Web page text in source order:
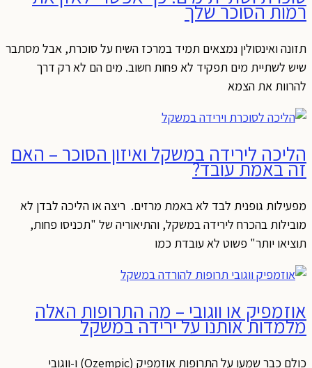
רמות הסוכר שלך
תזונה ואינסולין נמצאים תמיד במרכז השיח על סוכרת, אבל מסתבר
שיש לשתיית מים תפקיד לא פחות חשוב. מים הם לא רק דרך
להרוות את הצמא
הליכה לירידה במשקל ואיזון הסוכר – האם
זה באמת עובד?
מפעילות גופנית לבד לא באמת מרזים. ריצה או הליכה לבדן לא
מובילות בהכרח לירידה במשקל, והתיאוריה של "תכניסו פחות,
תוציאו יותר" פשוט לא עובדת כמו
אוזמפיק או ווגובי – מה התרופות האלה
מלמדות אותנו על ירידה במשקל
כולם כבר שמעו על התרופות אוזמפיק (Ozempic) ו-ווגובי